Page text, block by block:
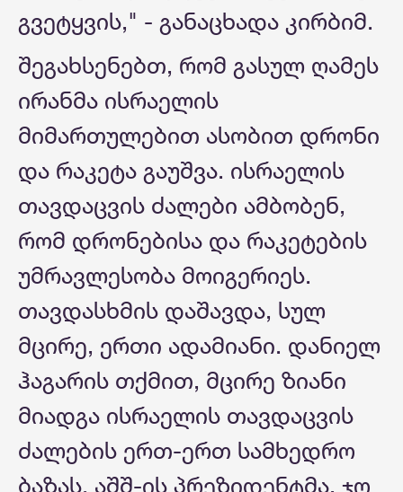
გვეტყვის," - განაცხადა კირბიმ.
შეგახსენებთ, რომ გასულ ღამეს
ირანმა ისრაელის
მიმართულებით ასობით დრონი
და რაკეტა გაუშვა. ისრაელის
თავდაცვის ძალები ამბობენ,
რომ დრონებისა და რაკეტების
უმრავლესობა მოიგერიეს.
თავდასხმის დაშავდა, სულ
მცირე, ერთი ადამიანი. დანიელ
ჰაგარის თქმით, მცირე ზიანი
მიადგა ისრაელის თავდაცვის
ძალების ერთ-ერთ სამხედრო
ბაზას. აშშ-ის პრეზიდენტმა, ჯო